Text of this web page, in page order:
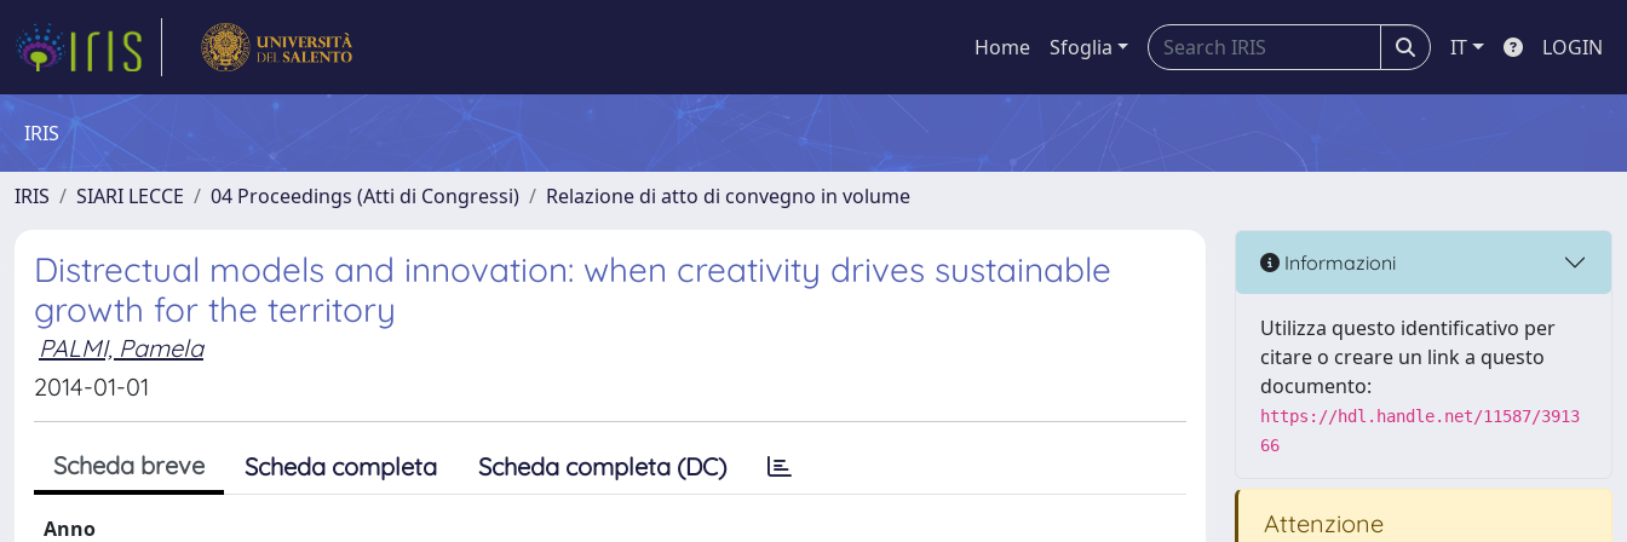
Home Sfoglia IT LOGIN
IRIS
IRIS SIARI LECCE 04 Proceedings (Atti di Congressi) Relazione di atto di convegno in volume
Distrectual models and innovation: when creativity drives sustainable
growth for the territory
PALMI, Pamela
2014-01-01
Scheda breve Scheda completa Scheda completa (DC)
Anno
Informazioni
Utilizza questo identificativo per
citare o creare un link a questo
documento:
https://hdl.handle.net/11587/3913
66
Attenzione